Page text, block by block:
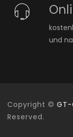
und
Copyright © GT-
Reserved.